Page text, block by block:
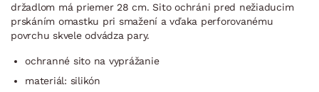
držadlom má priemer 28 cm. Sito ochráni pred nežiaducim
prskáním omastku pri smažení a vďaka perforovanému
povrchu skvele odvádza pary.
ochranné sito na vyprážanie
materiál: silikón